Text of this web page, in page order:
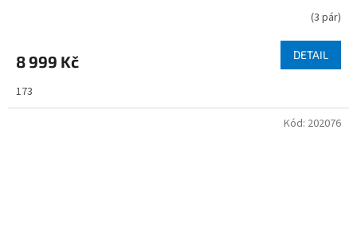
(3 pár)
8 999 Kč DETAIL
173
Kód: 202076